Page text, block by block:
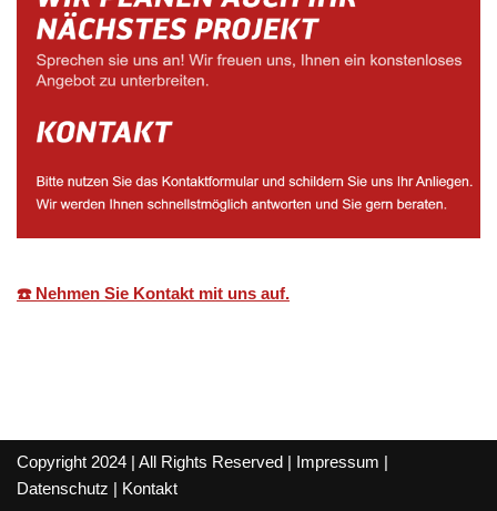
☎️ Nehmen Sie Kontakt mit uns auf.
Copyright 2024 | All Rights Reserved | Impressum |
Datenschutz | Kontakt